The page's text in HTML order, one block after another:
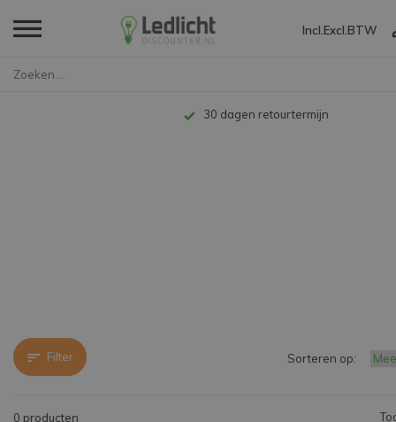
Incl. Excl. BTW
30 dagen retourtermijn
Filter
0 producten
Sorteren op: